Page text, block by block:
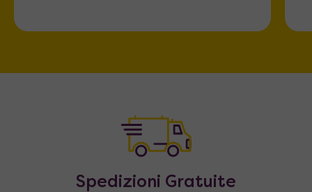
Spedizioni Gratuite